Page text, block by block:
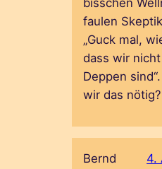
faulen
„Guck mal,
dass wir
Deppen
wir das nötig?
Bernd
4.